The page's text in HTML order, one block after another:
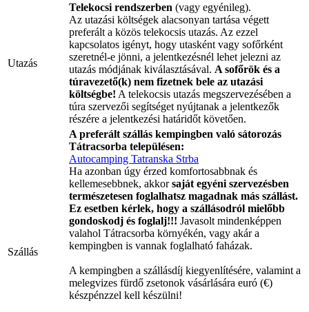
Utazás
Telekocsi rendszerben (vagy egyénileg).
Az utazási költségek alacsonyan tartása végett
preferált a közös telekocsis utazás. Az ezzel
kapcsolatos igényt, hogy utasként vagy sofőrként
szeretnél-e jönni, a jelentkezésnél lehet jelezni az
utazás módjának kiválasztásával. A sofőrök és a
túravezető(k) nem fizetnek bele az utazási
költségbe! A telekocsis utazás megszervezésében a
túra szervezői segítséget nyújtanak a jelentkezők
részére a jelentkezési határidőt követően.
Szállás
A preferált szállás kempingben való sátorozás
Tátracsorba településen:
Autocamping Tatranska Strba
Ha azonban úgy érzed komfortosabbnak és
kellemesebbnek, akkorsaját egyéni szervezésben
természetesen foglalhatsz magadnak más szállást.
Ez esetben kérlek, hogy a szállásodról mielőbb
gondoskodj és foglalj!!! Javasolt mindenképpen
valahol Tátracsorba környékén, vagy akár a
kempingben is vannak foglalható faházak.
A kempingben a szállásdíj kiegyenlítésére, valamint a
melegvizes fürdő zsetonok vásárlására euró (€)
készpénzzel kell készülni!